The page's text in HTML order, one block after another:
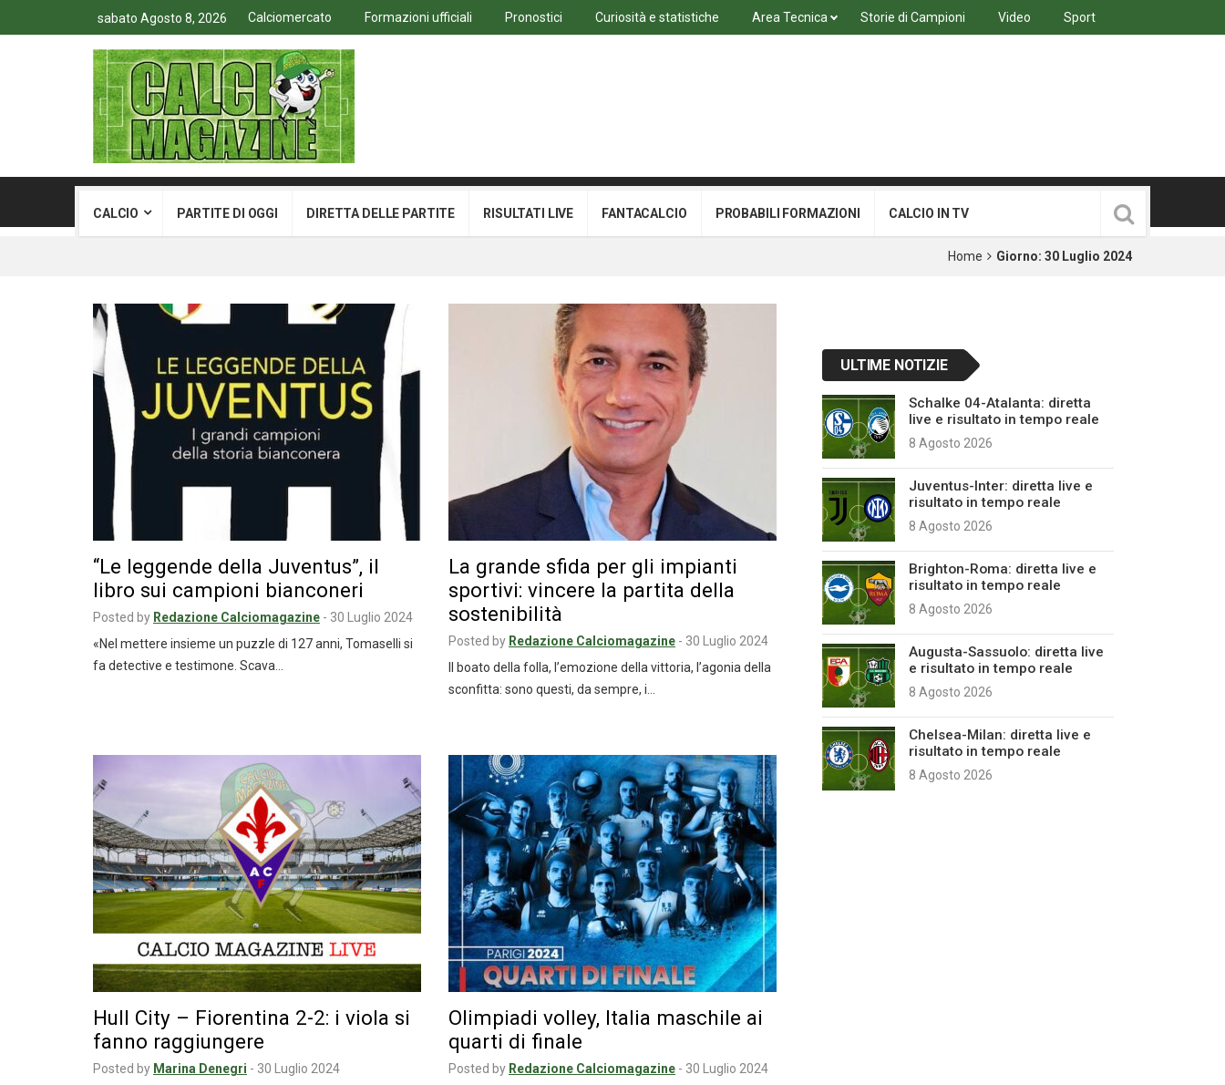
sabato Agosto 8, 2026 Calciomercato Formazioni ufficiali Pronostici Curiosità e statistiche Area Tecnica Storie di Campioni Video Sport
CALCIO PARTITE DI OGGI DIRETTA DELLE PARTITE RISULTATI LIVE FANTACALCIO PROBABILI FORMAZIONI CALCIO IN TV
Home Giorno: 30 Luglio 2024
“Le leggende della Juventus”, il
libro sui campioni bianconeri
Posted by Redazione Calciomagazine - 30 Luglio 2024
«Nel mettere insieme un puzzle di 127 anni, Tomaselli si
fa detective e testimone. Scava…
La grande sfida per gli impianti
sportivi: vincere la partita della
sostenibilità
Posted by Redazione Calciomagazine - 30 Luglio 2024
Il boato della folla, l’emozione della vittoria, l’agonia della
sconfitta: sono questi, da sempre, i…
Hull City – Fiorentina 2-2: i viola si
fanno raggiungere
Posted by Marina Denegri - 30 Luglio 2024
Olimpiadi volley, Italia maschile ai
quarti di finale
Posted by Redazione Calciomagazine - 30 Luglio 2024
ULTIME NOTIZIE
Schalke 04-Atalanta: diretta
live e risultato in tempo reale
8 Agosto 2026
Juventus-Inter: diretta live e
risultato in tempo reale
8 Agosto 2026
Brighton-Roma: diretta live e
risultato in tempo reale
8 Agosto 2026
Augusta-Sassuolo: diretta live
e risultato in tempo reale
8 Agosto 2026
Chelsea-Milan: diretta live e
risultato in tempo reale
8 Agosto 2026